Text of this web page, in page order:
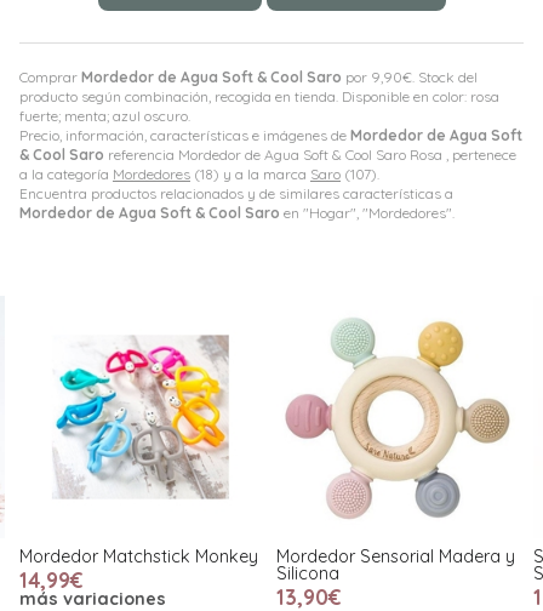
Comprar Mordedor de Agua Soft & Cool Saro por 9,90€ . Stock del
producto según combinación, recogida en tienda. Disponible en color: rosa
fuerte; menta; azul oscuro.
Precio, información, características e imágenes de Mordedor de Agua Soft
& Cool Saro referencia Mordedor de Agua Soft & Cool Saro Rosa , pertenece
a la categoría Mordedores (18) y a la marca Saro (107).
Encuentra productos relacionados y de similares características a
Mordedor de Agua Soft & Cool Saro en "Hogar", "Mordedores".
Mordedor Sensorial Madera y
Silicona
13,90€
Set de 2 Mordedores
Sensoriales Silicona Pink
17,90€